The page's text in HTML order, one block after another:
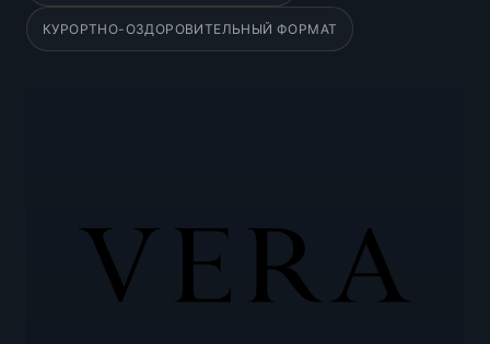
КУРОРТНО-ОЗДОРОВИТЕЛЬНЫЙ ФОРМАТ